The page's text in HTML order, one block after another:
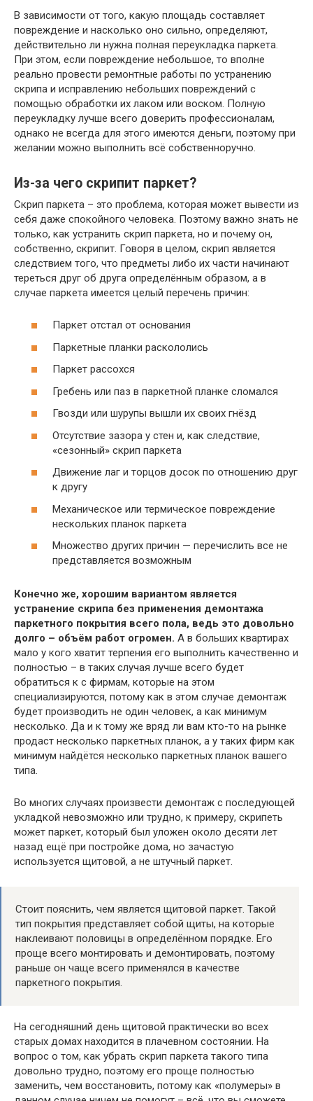
В зависимости от того, какую площадь составляет
повреждение и насколько оно сильно, определяют,
действительно ли нужна полная переукладка паркета.
При этом, если повреждение небольшое, то вполне
реально провести ремонтные работы по устранению
скрипа и исправлению небольших повреждений с
помощью обработки их лаком или воском. Полную
переукладку лучше всего доверить профессионалам,
однако не всегда для этого имеются деньги, поэтому при
желании можно выполнить всё собственноручно.
Из-за чего скрипит паркет?
Скрип паркета – это проблема, которая может вывести из
себя даже спокойного человека. Поэтому важно знать не
только, как устранить скрип паркета, но и почему он,
собственно, скрипит. Говоря в целом, скрип является
следствием того, что предметы либо их части начинают
тереться друг об друга определённым образом, а в
случае паркета имеется целый перечень причин:
Паркет отстал от основания
Паркетные планки раскололись
Паркет рассохся
Гребень или паз в паркетной планке сломался
Гвозди или шурупы вышли их своих гнёзд
Отсутствие зазора у стен и, как следствие,
«сезонный» скрип паркета
Движение лаг и торцов досок по отношению друг
к другу
Механическое или термическое повреждение
нескольких планок паркета
Множество других причин — перечислить все не
представляется возможным
Конечно же, хорошим вариантом является
устранение скрипа без применения демонтажа
паркетного покрытия всего пола, ведь это довольно
долго – объём работ огромен. А в больших квартирах
мало у кого хватит терпения его выполнить качественно и
полностью – в таких случая лучше всего будет
обратиться к с фирмам, которые на этом
специализируются, потому как в этом случае демонтаж
будет производить не один человек, а как минимум
несколько. Да и к тому же вряд ли вам кто-то на рынке
продаст несколько паркетных планок, а у таких фирм как
минимум найдётся несколько паркетных планок вашего
типа.
Во многих случаях произвести демонтаж с последующей
укладкой невозможно или трудно, к примеру, скрипеть
может паркет, который был уложен около десяти лет
назад ещё при постройке дома, но зачастую
используется щитовой, а не штучный паркет.
Стоит пояснить, чем является щитовой паркет. Такой
тип покрытия представляет собой щиты, на которые
наклеивают половицы в определённом порядке. Его
проще всего монтировать и демонтировать, поэтому
раньше он чаще всего применялся в качестве
паркетного покрытия.
На сегодняшний день щитовой практически во всех
старых домах находится в плачевном состоянии. На
вопрос о том, как убрать скрип паркета такого типа
довольно трудно, поэтому его проще полностью
заменить, чем восстановить, потому как «полумеры» в